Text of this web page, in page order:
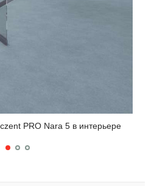
PRO Nara 5 в интерьере